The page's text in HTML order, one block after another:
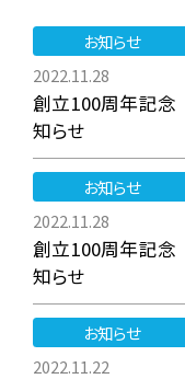
お知らせ
2022.11.28
創立100周年記
知らせ
お知らせ
2022.11.28
創立100周年記
知らせ
お知らせ
2022.11.22